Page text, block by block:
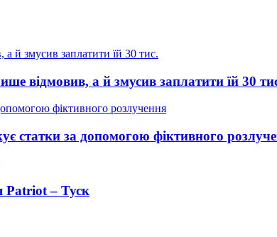
відмовив, а й змусив заплатити їй 30
статки за допомогою фіктивного
Patriot – Туск